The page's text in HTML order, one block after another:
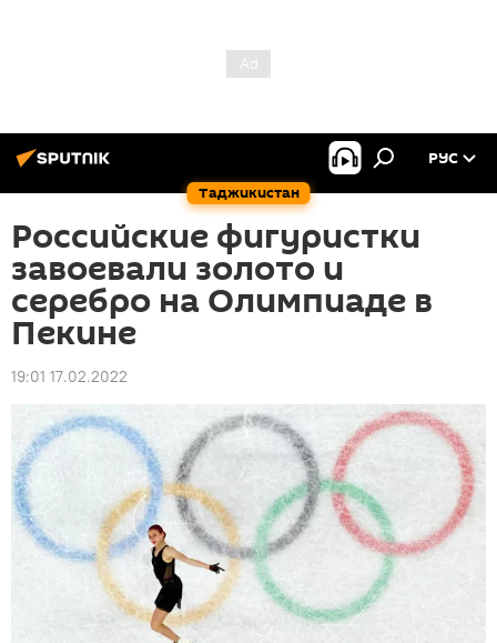
Таджикистан
РУС
Российские фигуристки
завоевали золото и
серебро на Олимпиаде в
Пекине
19:01 17.02.2022